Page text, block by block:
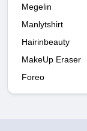
Megelin
Manlytshirt
Hairinbeauty
MakeUp Eraser
Foreo